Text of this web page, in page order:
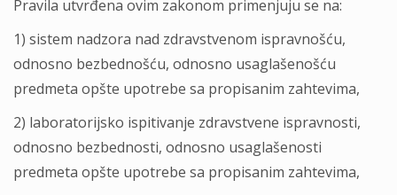
Pravila utvrđena ovim zakonom primenjuju se na:
1) sistem nadzora nad zdravstvenom ispravnošću,
odnosno bezbednošću, odnosno usaglašenošću
predmeta opšte upotrebe sa propisanim zahtevima,
2) laboratorijsko ispitivanje zdravstvene ispravnosti,
odnosno bezbednosti, odnosno usaglašenosti
predmeta opšte upotrebe sa propisanim zahtevima,